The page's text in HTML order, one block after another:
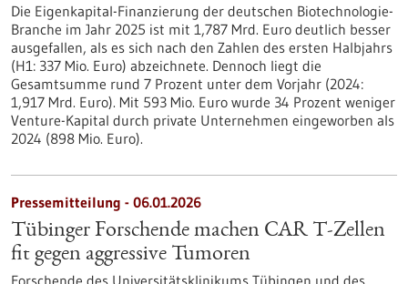
Die Eigenkapital-Finanzierung der deutschen Biotechnologie-
Branche im Jahr 2025 ist mit 1,787 Mrd. Euro deutlich besser
ausgefallen, als es sich nach den Zahlen des ersten Halbjahrs
(H1: 337 Mio. Euro) abzeichnete. Dennoch liegt die
Gesamtsumme rund 7 Prozent unter dem Vorjahr (2024:
1,917 Mrd. Euro). Mit 593 Mio. Euro wurde 34 Prozent weniger
Venture-Kapital durch private Unternehmen eingeworben als
2024 (898 Mio. Euro).
Pressemitteilung - 06.01.2026
Tübinger Forschende machen CAR T-Zellen
fit gegen aggressive Tumoren
Forschende des Universitätsklinikums Tübingen und des